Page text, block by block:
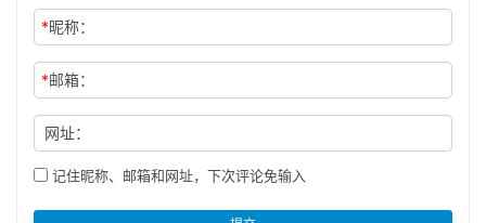
*昵称：
*邮箱：
网址：
记住昵称、邮箱和网址，下次评论免输入